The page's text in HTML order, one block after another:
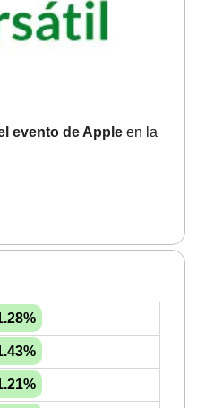
evento de Apple en la